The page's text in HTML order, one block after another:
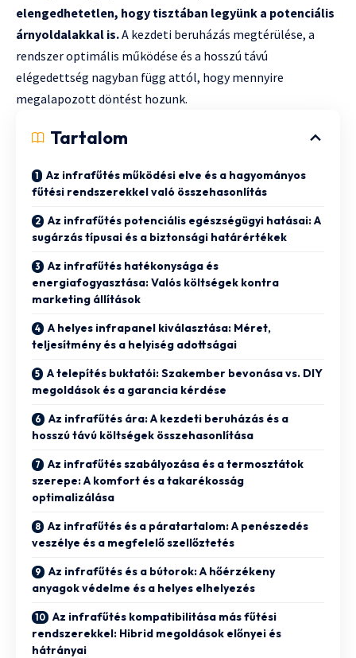
elengedhetetlen, hogy tisztában legyünk a potenciális
árnyoldalakkal is.A kezdeti beruházás megtérülése, a
rendszer optimális működése és a hosszú távú
elégedettség nagyban függ attól, hogy mennyire
megalapozott döntést hozunk.
Tartalom
Az infrafűtés működési elve és a hagyományos
fűtési rendszerekkel való összehasonlítás
Az infrafűtés potenciális egészségügyi hatásai: A
sugárzás típusai és a biztonsági határértékek
Az infrafűtés hatékonysága és
energiafogyasztása: Valós költségek kontra
marketing állítások
A helyes infrapanel kiválasztása: Méret,
teljesítmény és a helyiség adottságai
A telepítés buktatói: Szakember bevonása vs. DIY
megoldások és a garancia kérdése
Az infrafűtés ára: A kezdeti beruházás és a
hosszú távú költségek összehasonlítása
Az infrafűtés szabályozása és a termosztátok
szerepe: A komfort és a takarékosság
optimalizálása
Az infrafűtés és a páratartalom: A penészedés
veszélye és a megfelelő szellőztetés
Az infrafűtés és a bútorok: A hőérzékeny
anyagok védelme és a helyes elhelyezés
Az infrafűtés kompatibilitása más fűtési
rendszerekkel: Hibrid megoldások előnyei és
hátrányai